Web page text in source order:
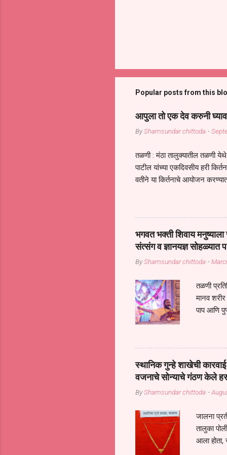
Popular posts from this
आपुला तो एक देव करुनी
ByShamsundar chittoda -
तळणी : मंठा तालुक्यातील तळणी येथे
पाटील यांच्या एकदिवसीय हरी
वतीने या किर्तनाचे आयोजन
महामारीतून जर आपल्याला वाचायचे
सप्रदायच खूप मोठा आधार आहे
गरजा कीती कमी आहेत यांची
आधार असते परतू आज काल तीच
भगवत भक्ती शिवाय मनुष्याला
संत्संग व ज्ञानयज्ञ सोहळ्यात
ByShamsundar chittoda -
तळणी
मानव
पाप आणि
चार कुपा
नरदेहाचा
शिष्य आनंद
संत्संगाचे
या
स्थानिक गुन्हे शाखेची
वजनाचे सोन्याचे गंठण केले
ByShamsundar chittoda -
जालना
तालुका
आला होता,